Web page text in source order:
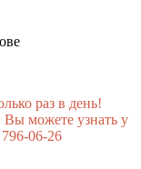
раз в день!
Вы можете узнать у
06-26